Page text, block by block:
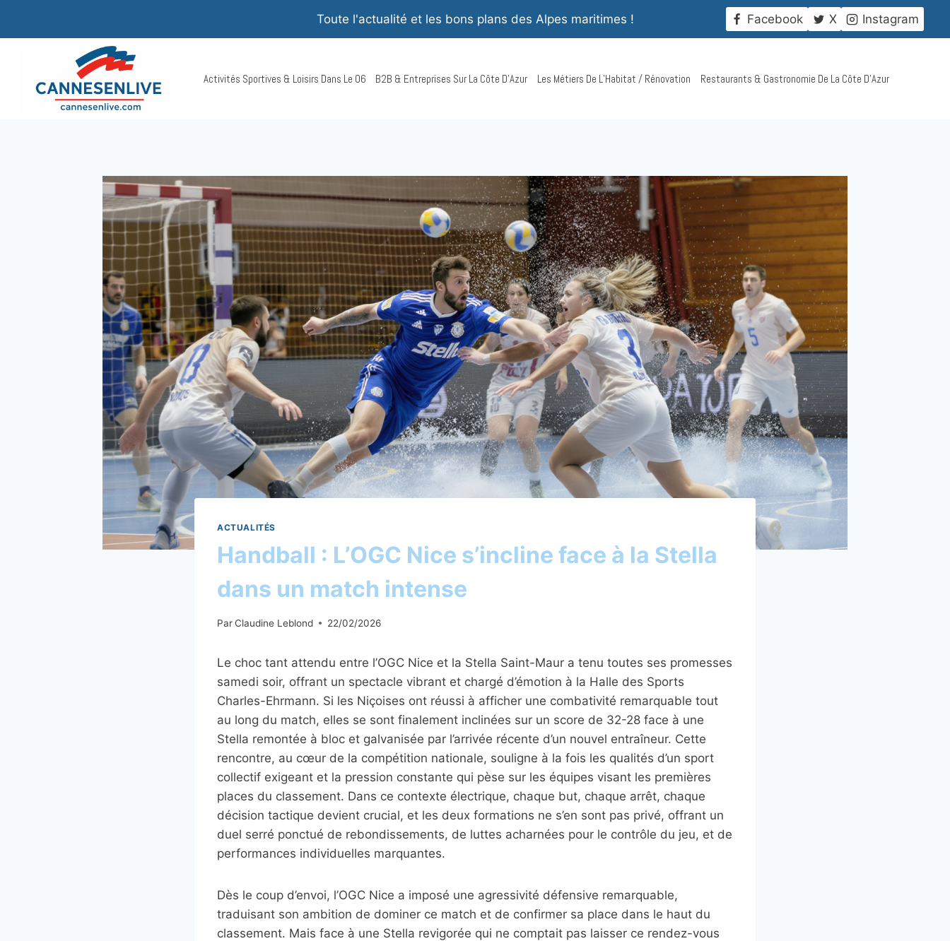
Toute l'actualité et les bons plans des Alpes maritimes ! Facebook X Instagram
Activités Sportives & Loisirs Dans Le 06 B2B & Entreprises Sur La Côte D’Azur Les Métiers De L’Habitat / Rénovation Restaurants & Gastronomie De La Côte D’Azur
ACTUALITÉS
Handball : L’OGC Nice s’incline face à la Stella
dans un match intense
ParClaudine Leblond 22/02/2026
Le choc tant attendu entre l’OGC Nice et la Stella Saint-Maur a tenu toutes ses promesses
samedi soir, offrant un spectacle vibrant et chargé d’émotion à la Halle des Sports
Charles-Ehrmann. Si les Niçoises ont réussi à afficher une combativité remarquable tout
au long du match, elles se sont finalement inclinées sur un score de 32-28 face à une
Stella remontée à bloc et galvanisée par l’arrivée récente d’un nouvel entraîneur. Cette
rencontre, au cœur de la compétition nationale, souligne à la fois les qualités d’un sport
collectif exigeant et la pression constante qui pèse sur les équipes visant les premières
places du classement. Dans ce contexte électrique, chaque but, chaque arrêt, chaque
décision tactique devient crucial, et les deux formations ne s’en sont pas privé, offrant un
duel serré ponctué de rebondissements, de luttes acharnées pour le contrôle du jeu, et de
performances individuelles marquantes.
Dès le coup d’envoi, l’OGC Nice a imposé une agressivité défensive remarquable,
traduisant son ambition de dominer ce match et de confirmer sa place dans le haut du
classement. Mais face à une Stella revigorée qui ne comptait pas laisser ce rendez-vous